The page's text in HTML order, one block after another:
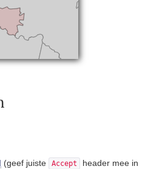
(geef juiste Accept
header mee in